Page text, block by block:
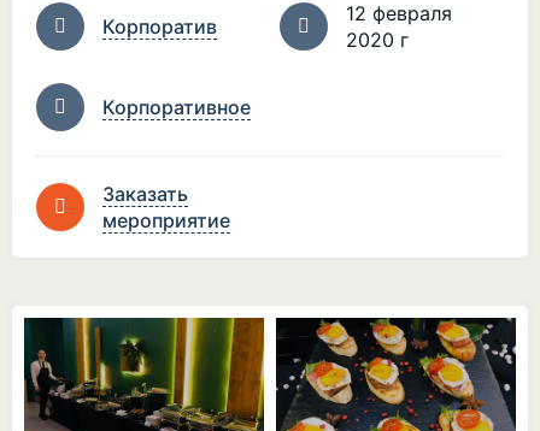
Корпоратив
12 февраля
2020 г
Корпоративное
Заказать
мероприятие